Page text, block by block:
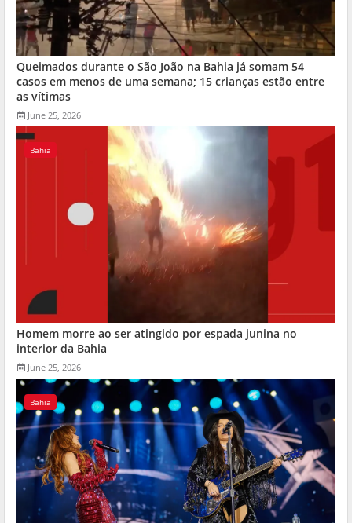
Queimados durante o São João na Bahia já somam 54
casos em menos de uma semana; 15 crianças estão entre
as vítimas
June 25, 2026
Bahia
Homem morre ao ser atingido por espada junina no
interior da Bahia
June 25, 2026
Bahia